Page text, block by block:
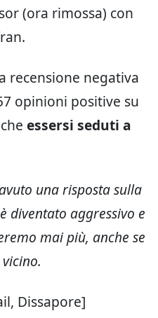
(ora rimossa) con
recensione negativa
opinioni positive su
essersi seduti a
una risposta sulla
diventato aggressivo e
mai più, anche se
Dissapore]